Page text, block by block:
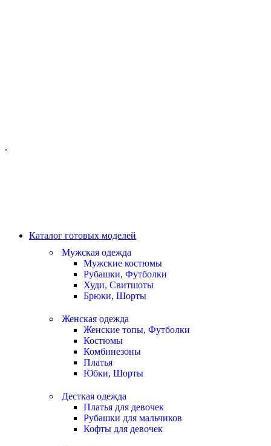
.
Каталог готовых моделей
Мужская одежда
Мужские костюмы
Рубашки, Футболки
Худи, Свитшоты
Брюки, Шорты
Женская одежда
Женские топы, Футболки
Костюмы
Комбинезоны
Платья
Юбки, Шорты
Десткая одежда
Платья для девочек
Рубашки для мальчиков
Кофты для девочек